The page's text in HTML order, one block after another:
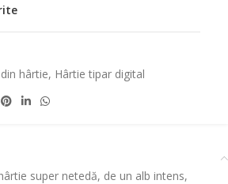
hârtie, Hârtie tipar digital
super netedă, de un alb intens,